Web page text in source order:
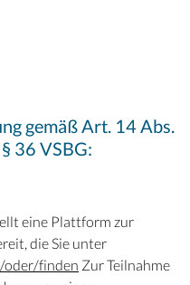
gemäß Art. 14 Abs.
36 VSBG:
eine Plattform zur
die Sie unter
oder/finden Zur Teilnahme